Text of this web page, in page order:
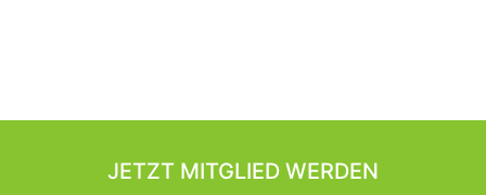
JETZT MITGLIED WERDEN